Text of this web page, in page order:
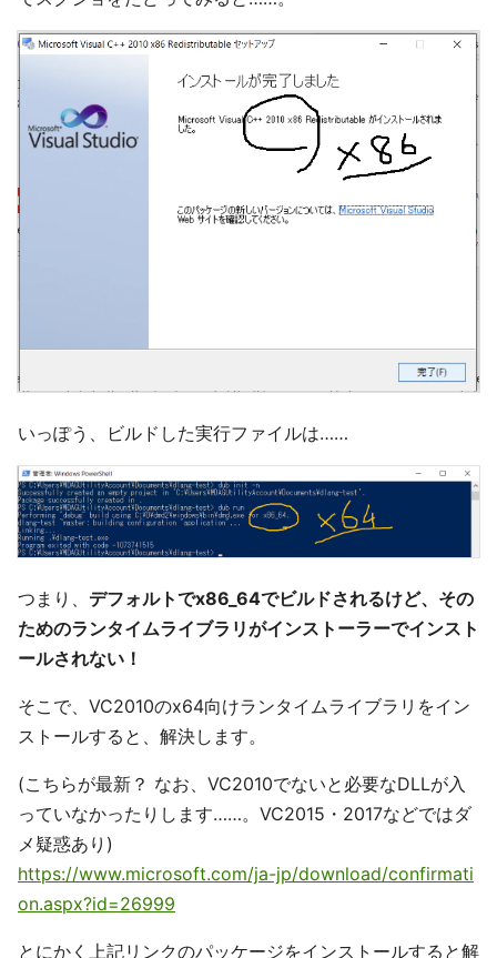
いっぽう、ビルドした実行ファイルは……
つまり、 デフォルトでx86_64でビルドされるけど、その
ためのランタイムライブラリがインストーラーでインスト
ールされない！
そこで、VC2010のx64向けランタイムライブラリをイン
ストールすると、解決します。
(こちらが最新？ なお、VC2010でないと必要なDLLが入
っていなかったりします……。VC2015・2017などではダ
メ疑惑あり)
https://www.microsoft.com/ja-jp/download/confirmati
on.aspx?id=26999
とにかく上記リンクのパッケージをインストールすると解